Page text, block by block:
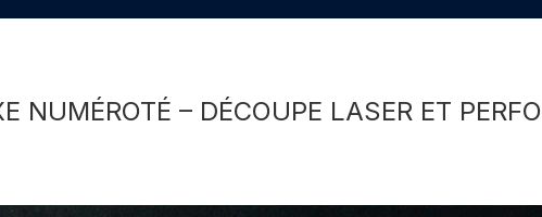
NUMÉROTÉ – DÉCOUPE LASER ET PERFO